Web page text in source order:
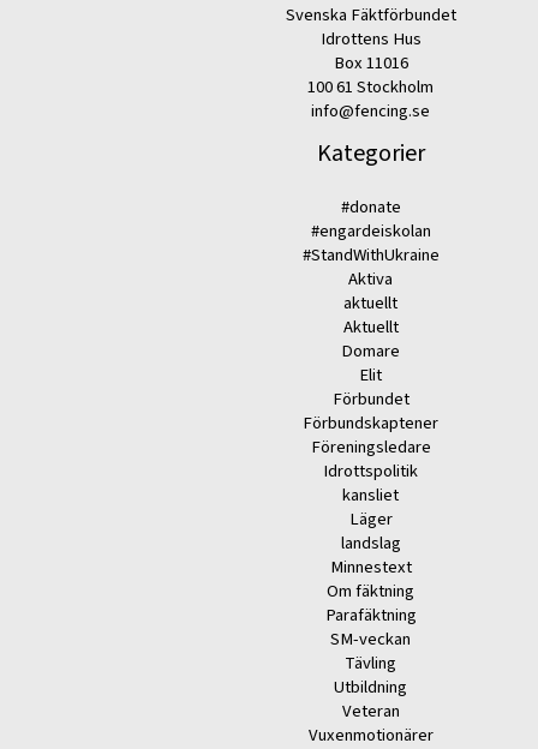
Svenska Fäktförbundet
Idrottens Hus
Box 11016
100 61 Stockholm
info@fencing.se
Kategorier
#donate
#engardeiskolan
#StandWithUkraine
Aktiva
aktuellt
Aktuellt
Domare
Elit
Förbundet
Förbundskaptener
Föreningsledare
Idrottspolitik
kansliet
Läger
landslag
Minnestext
Om fäktning
Parafäktning
SM-veckan
Tävling
Utbildning
Veteran
Vuxenmotionärer